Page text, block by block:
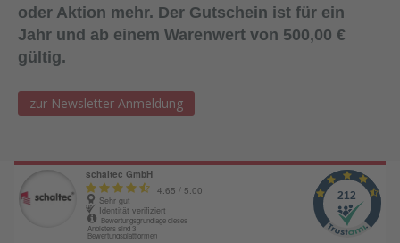
oder Aktion mehr. Der Gutschein ist für ein
Jahr und ab einem Warenwert von 500,00 €
gültig.
zur Newsletter Anmeldung